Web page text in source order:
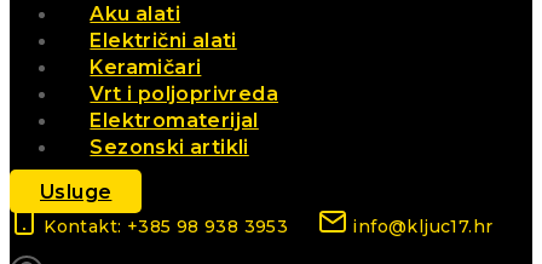
Aku alati
Električni alati
Keramičari
Vrt i poljoprivreda
Elektromaterijal
Sezonski artikli
Usluge
Kontakt: +385 98 938 3953 info@kljuc17.hr